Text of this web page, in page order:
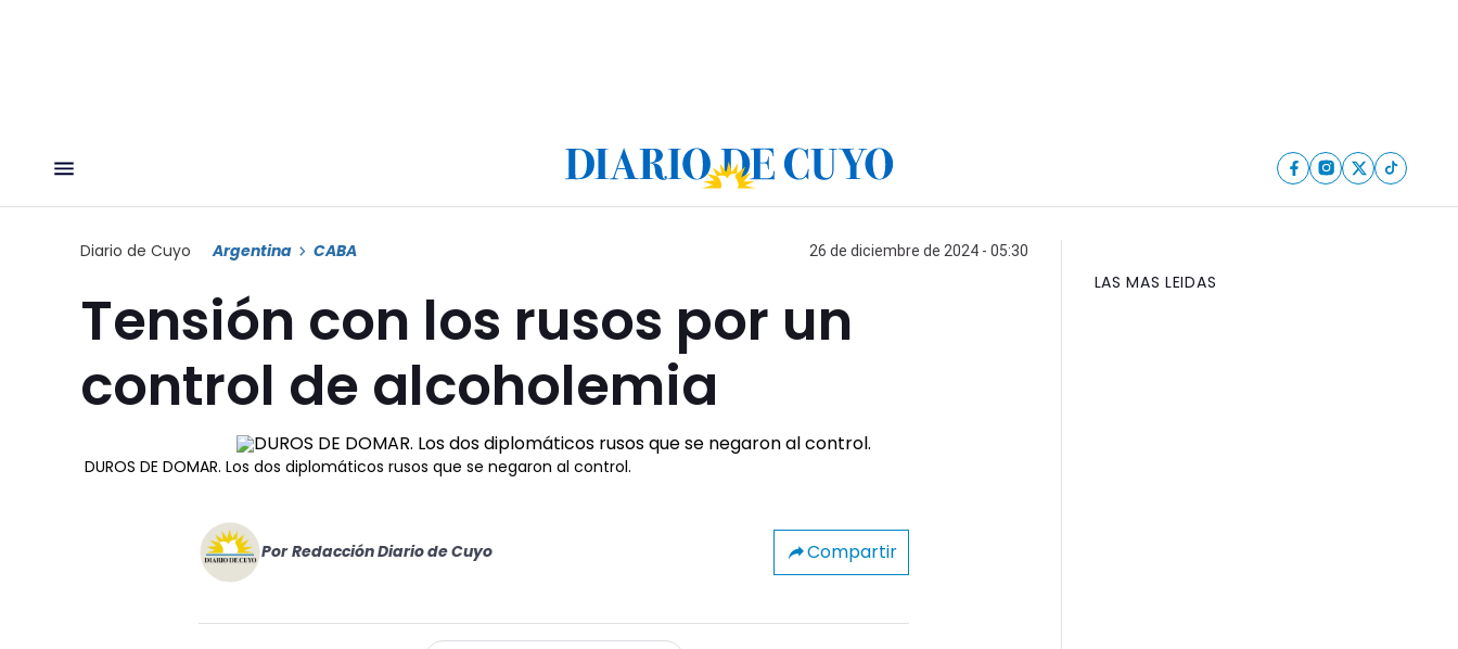
Diario de Cuyo Argentina CABA 26 de diciembre de 2024 - 05:30
Tensión con los rusos por un
control de alcoholemia
DUROS DE DOMAR. Los dos diplomáticos rusos que se negaron al control.
Por Redacción Diario de Cuyo Compartir
LAS MAS LEIDAS